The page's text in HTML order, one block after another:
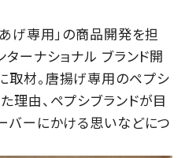
げ専用」の商品開発を担
ターナショナル ブランド開
取材。唐揚げ専用のペプシ
理由、ペプシブランドが目
バーにかける思いなどにつ